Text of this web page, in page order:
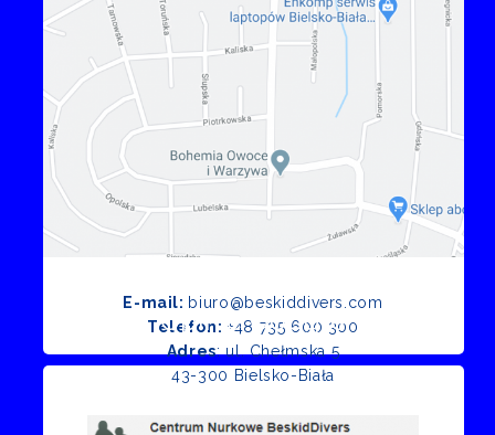
E-mail: biuro@beskiddivers.com
Telefon: +48 735 600 300
Adres: ul. Chełmska 5
43-300 Bielsko-Biała
Opinie Google